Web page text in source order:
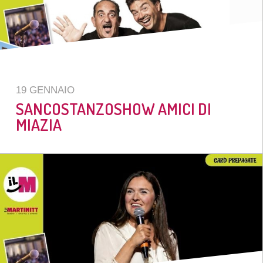
19 GENNAIO
SANCOSTANZOSHOW AMICI DI
MIAZIA
20%